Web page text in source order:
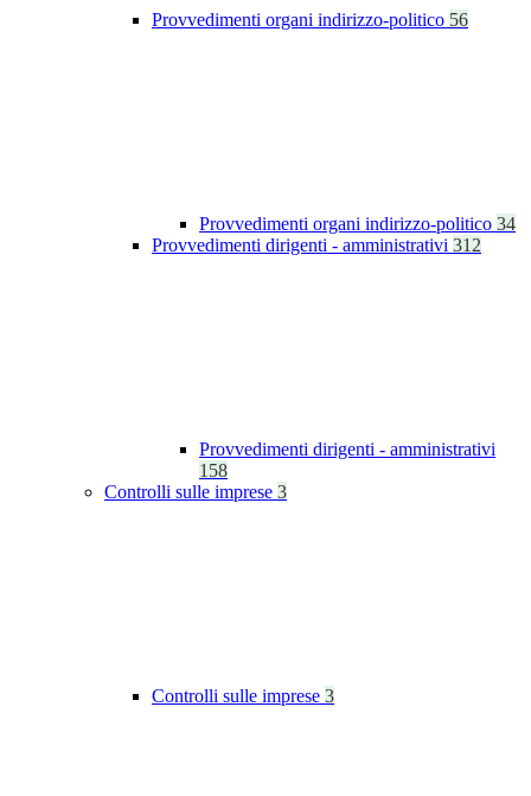
Provvedimenti organi indirizzo-politico 56
Provvedimenti organi indirizzo-politico 34
Provvedimenti dirigenti - amministrativi 312
Provvedimenti dirigenti - amministrativi
158
Controlli sulle imprese 3
Controlli sulle imprese 3